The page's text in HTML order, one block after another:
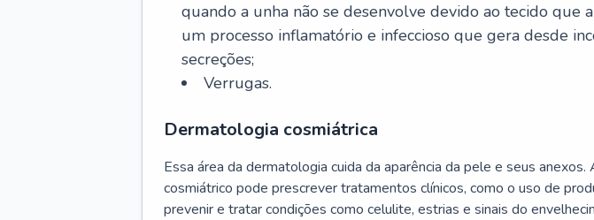
quando a unha não se desenvolve devido ao tecido que
um processo inflamatório e infeccioso que gera desde
secreções;
Verrugas.
Dermatologia cosmiátrica
Essa área da dermatologia cuida da aparência da pele e seus
cosmiátrico pode prescrever tratamentos clínicos, como o uso de
prevenir e tratar condições como celulite, estrias e sinais do